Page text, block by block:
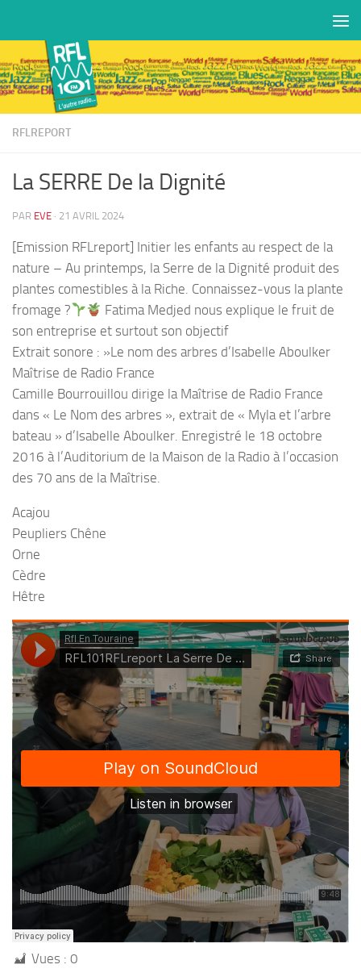
RFLREPORT
La SERRE De la Dignité
PAR EVE · 21 AVRIL 2024
[Emission RFLreport] Initier les enfants au respect de la
nature – Au printemps, la Serre de la Dignité produit des
plantes comestibles à la Riche. Connaissez-vous la plante
fromage ?
Fatima Medjed nous explique le fruit de
son entreprise et surtout son objectif
Extrait sonore : »Le nom des arbres d’Isabelle Aboulker
Maîtrise de Radio France
Camille Bourrouillou dirige la Maîtrise de Radio France
dans « Le Nom des arbres », extrait de « Myla et l’arbre
bateau » d’Isabelle Aboulker. Enregistré le 18 octobre
2016 à l’Auditorium de la Maison de la Radio à l’occasion
des 70 ans de la Maîtrise.
Acajou
Peupliers Chêne
Orne
Cèdre
Hêtre
Vues : 0